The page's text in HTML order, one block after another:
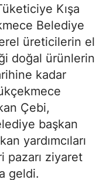
Kışa
Belediye
üreticilerin el
doğal ürünlerin
kadar
Çebi,
başkan
yardımcıları
pazarı ziyaret
geldi.